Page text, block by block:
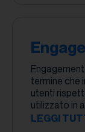
termine che
utenti
utilizzato in
LEGGI